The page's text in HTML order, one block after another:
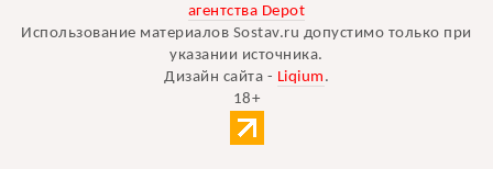
агентства Depot
Использование материалов Sostav.ru допустимо только при
указании источника.
Дизайн сайта - Liqium .
18+